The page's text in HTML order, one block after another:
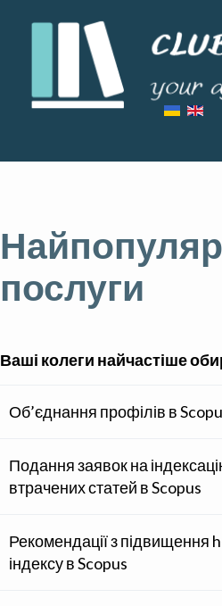
послуги
Ваші колеги найчастіше
Об’єднання профілів в
Подання заявок на
втрачених статей в Scopus
Рекомендації з підвищення
індексу в Scopus